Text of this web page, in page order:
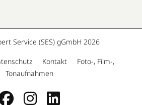
Service (SES) gGmbH 2026
Kontakt
Foto-, Film-,
Tonaufnahmen